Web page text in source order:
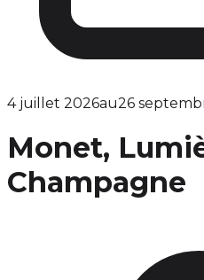
4 juillet 2026au26
Monet,
Champagne